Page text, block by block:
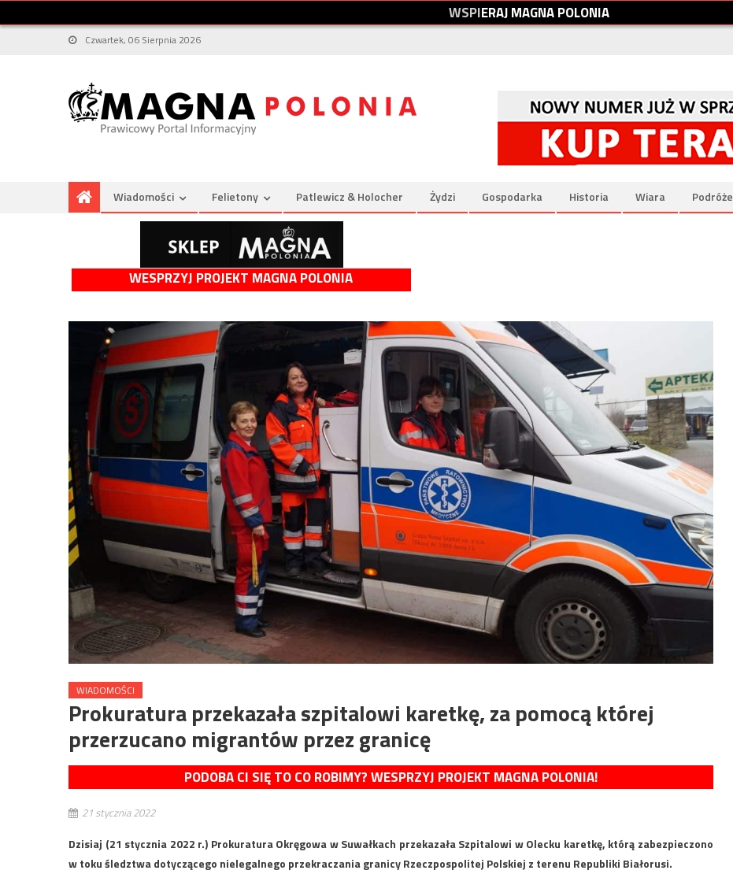
WSPIERAJMAGNAPOLONIA
Czwartek, 06 Sierpnia 2026
Wiadomości Felietony Patlewicz & Holocher Żydzi Gospodarka Historia Wiara Podróże
WESPRZYJ PROJEKT MAGNA POLONIA
WIADOMOŚCI
Prokuratura przekazała szpitalowi karetkę, za pomocą której
przerzucano migrantów przez granicę
PODOBA CI SIĘ TO CO ROBIMY? WESPRZYJ PROJEKT MAGNA POLONIA!
21 stycznia 2022
Dzisiaj (21 stycznia 2022 r.) Prokuratura Okręgowa w Suwałkach przekazała Szpitalowi w Olecku karetkę, którą zabezpieczono
w toku śledztwa dotyczącego nielegalnego przekraczania granicy Rzeczpospolitej Polskiej z terenu Republiki Białorusi.